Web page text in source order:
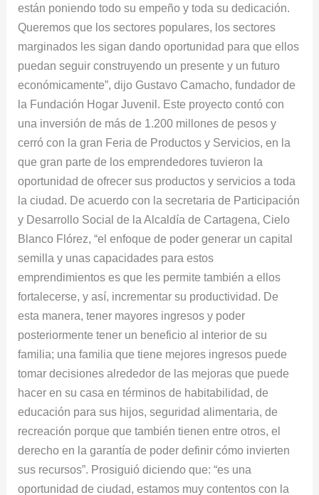
están poniendo todo su empeño y toda su dedicación.
Queremos que los sectores populares, los sectores
marginados les sigan dando oportunidad para que ellos
puedan seguir construyendo un presente y un futuro
económicamente”, dijo Gustavo Camacho, fundador de
la Fundación Hogar Juvenil. Este proyecto contó con
una inversión de más de 1.200 millones de pesos y
cerró con la gran Feria de Productos y Servicios, en la
que gran parte de los emprendedores tuvieron la
oportunidad de ofrecer sus productos y servicios a toda
la ciudad. De acuerdo con la secretaria de Participación
y Desarrollo Social de la Alcaldía de Cartagena, Cielo
Blanco Flórez, “el enfoque de poder generar un capital
semilla y unas capacidades para estos
emprendimientos es que les permite también a ellos
fortalecerse, y así, incrementar su productividad. De
esta manera, tener mayores ingresos y poder
posteriormente tener un beneficio al interior de su
familia; una familia que tiene mejores ingresos puede
tomar decisiones alrededor de las mejoras que puede
hacer en su casa en términos de habitabilidad, de
educación para sus hijos, seguridad alimentaria, de
recreación porque que también tienen entre otros, el
derecho en la garantía de poder definir cómo invierten
sus recursos”. Prosiguió diciendo que: “es una
oportunidad de ciudad, estamos muy contentos con la